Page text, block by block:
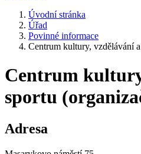
Úvodní stránka
Úřad
Povinné informace
Centrum kultury, vzdělávání
Centrum
sportu
Adresa